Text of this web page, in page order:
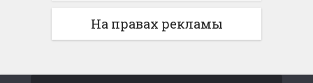
На правах рекламы